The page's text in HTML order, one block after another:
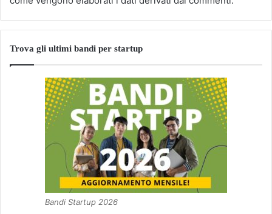
Trova gli ultimi bandi per startup
Bandi Startup 2026